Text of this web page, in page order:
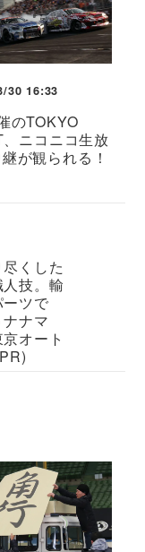
30 16:33
のTOKYO
ニコニコ生放
が観られる！
くした
人技。輸
ツで
ナナマ
オート